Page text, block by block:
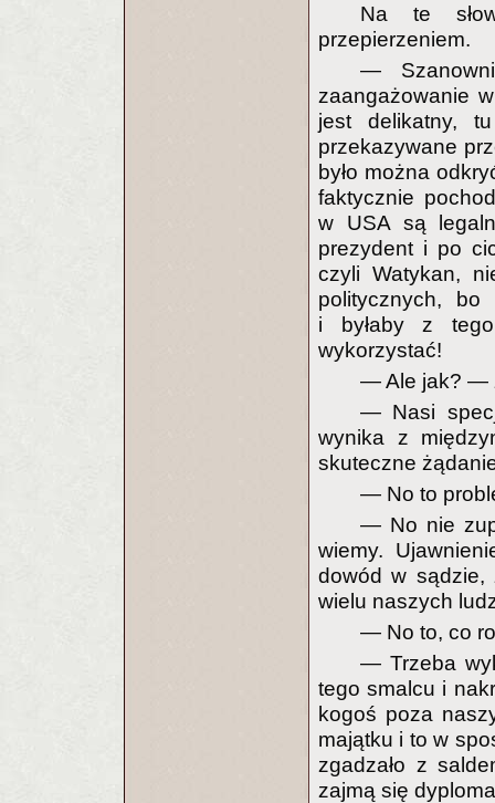
Na te
przepierzeniem.
—
zaangażowanie
jest delikatny,
przekazywane
było można
faktycznie
w USA są
prezydent i po
czyli Watykan,
politycznych,
i byłaby z
wykorzystać!
— Ale jak? —
— Nasi
wynika z
skuteczne
— No to
— No nie
wiemy.
dowód w sądzie,
wielu naszych
— No to, co
— Trzeba
tego smalcu i
kogoś poza
majątku i to w
zgadzało z
zajmą się